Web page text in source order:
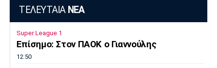
ΤΕΛΕΥΤΑΙΑ ΝΕΑ
Super League 1
Επίσημο: Στον ΠΑΟΚ ο Γιαννούλης
12:50